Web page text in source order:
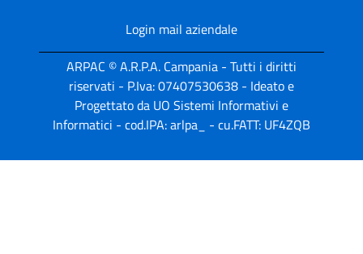
Login mail aziendale
ARPAC © A.R.P.A. Campania - Tutti i diritti
riservati - P.Iva: 07407530638 - Ideato e
Progettato da UO Sistemi Informativi e
Informatici - cod.IPA: arlpa_ - cu.FATT: UF4ZQB